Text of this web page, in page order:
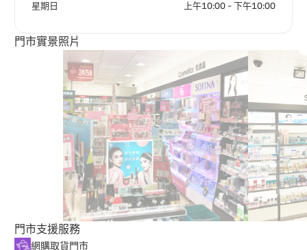
星期日 上午10:00 - 下午10:00
門市實景照片
門市支援服務
網購取貨門市